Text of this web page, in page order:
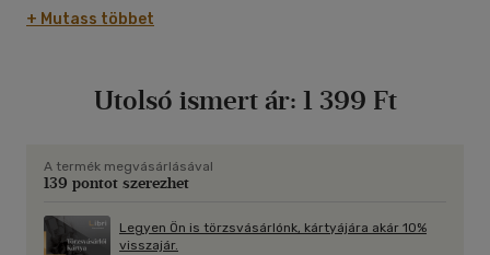
magán- és mássalhangzók időtartamának gyakorlásához,
melyek alkalmazásával megszilárdíthatóak az ehhez a
+ Mutass többet
Utolsó ismert ár: 1 399 Ft
A termék megvásárlásával
139 pontot szerezhet
Legyen Ön is törzsvásárlónk, kártyájára akár 10%
visszajár.